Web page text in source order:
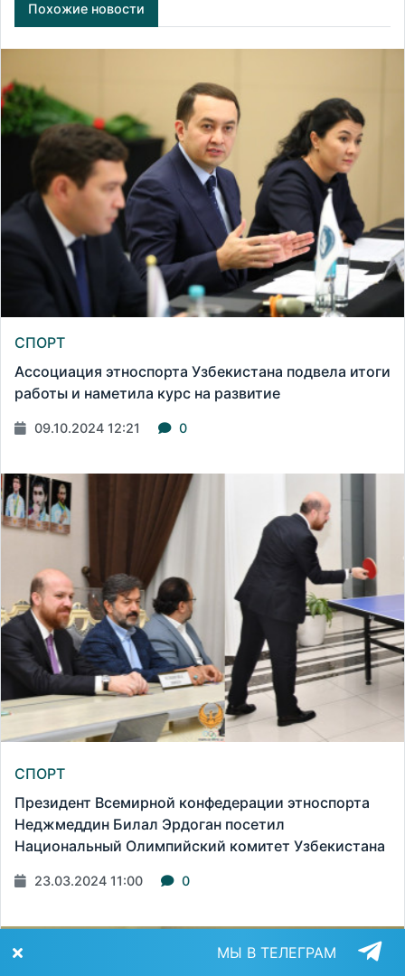
Похожие новости
СПОРТ
Ассоциация этноспорта Узбекистана подвела итоги
работы и наметила курс на развитие
09.10.2024 12:21 0
СПОРТ
Президент Всемирной конфедерации этноспорта
Неджмеддин Билал Эрдоган посетил
Национальный Олимпийский комитет Узбекистана
23.03.2024 11:00 0
МЫ В ТЕЛЕГРАМ